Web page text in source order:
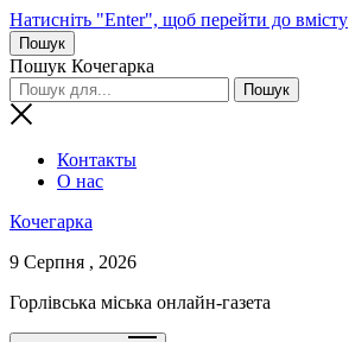
Натисніть "Enter", щоб перейти до вмісту
Пошук
Пошук Кочегарка
Контакты
О нас
Кочегарка
9 Серпня , 2026
Горлівська міська онлайн-газета